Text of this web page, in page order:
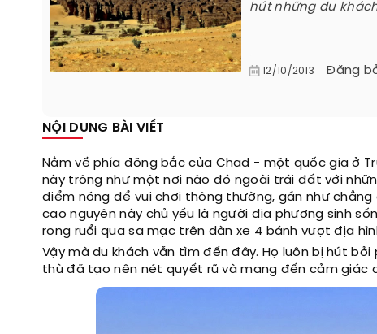
hút những du
12/10/2013 Đăng
NỘI DUNG BÀI VIẾT
Nằm về phía đông bắc của Chad - một quốc gia ở
này trông như một nơi nào đó ngoài trái đất với
điểm nóng để vui chơi thông thường, gần như
cao nguyên này chủ yếu là người địa phương sinh
rong ruổi qua sa mạc trên dàn xe 4 bánh vượt địa
Vậy mà du khách vẫn tìm đến đây. Họ luôn bị hút
thù đã tạo nên nét quyết rũ và mang đến cảm giác